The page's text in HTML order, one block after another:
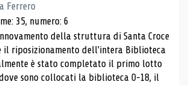
Ferrero
35, numero: 6
della struttura di Santa Croce
il riposizionamento dell'intera Biblioteca
è stato completato il primo lotto
sono collocati la biblioteca 0-18, il